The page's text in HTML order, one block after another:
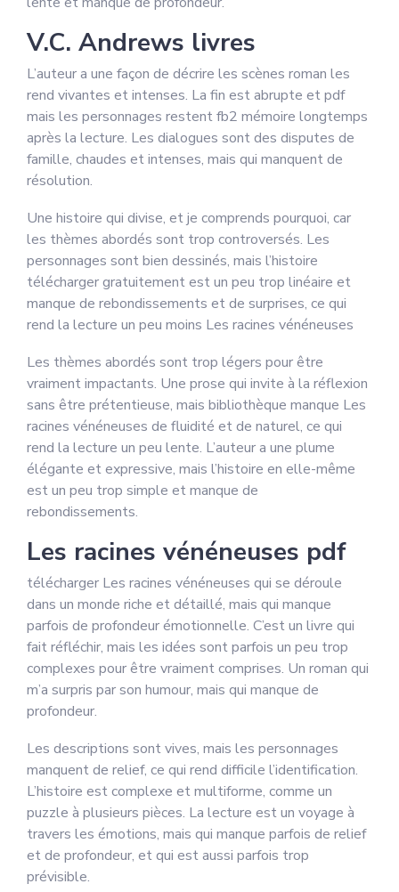
V.C. Andrews livres
L’auteur a une façon de décrire les scènes roman les
rend vivantes et intenses. La fin est abrupte et pdf
mais les personnages restent fb2 mémoire longtemps
après la lecture. Les dialogues sont des disputes de
famille, chaudes et intenses, mais qui manquent de
résolution.
Une histoire qui divise, et je comprends pourquoi, car
les thèmes abordés sont trop controversés. Les
personnages sont bien dessinés, mais l’histoire
télécharger gratuitement est un peu trop linéaire et
manque de rebondissements et de surprises, ce qui
rend la lecture un peu moins Les racines vénéneuses
Les thèmes abordés sont trop légers pour être
vraiment impactants. Une prose qui invite à la réflexion
sans être prétentieuse, mais bibliothèque manque Les
racines vénéneuses de fluidité et de naturel, ce qui
rend la lecture un peu lente. L’auteur a une plume
élégante et expressive, mais l’histoire en elle-même
est un peu trop simple et manque de
rebondissements.
Les racines vénéneuses pdf
télécharger Les racines vénéneuses qui se déroule
dans un monde riche et détaillé, mais qui manque
parfois de profondeur émotionnelle. C’est un livre qui
fait réfléchir, mais les idées sont parfois un peu trop
complexes pour être vraiment comprises. Un roman qui
m’a surpris par son humour, mais qui manque de
profondeur.
Les descriptions sont vives, mais les personnages
manquent de relief, ce qui rend difficile l’identification.
L’histoire est complexe et multiforme, comme un
puzzle à plusieurs pièces. La lecture est un voyage à
travers les émotions, mais qui manque parfois de relief
et de profondeur, et qui est aussi parfois trop
prévisible.